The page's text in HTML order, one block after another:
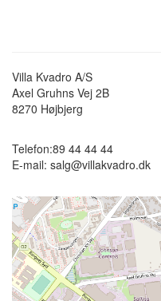
Villa Kvadro A/S
Axel Gruhns Vej 2B
8270 Højbjerg
Telefon:89 44 44 44
E-mail: salg@villakvadro.dk